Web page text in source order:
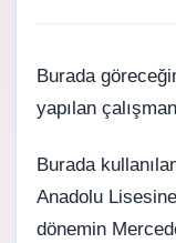
Burada
yapılan
Burada
Anadolu
dönemin